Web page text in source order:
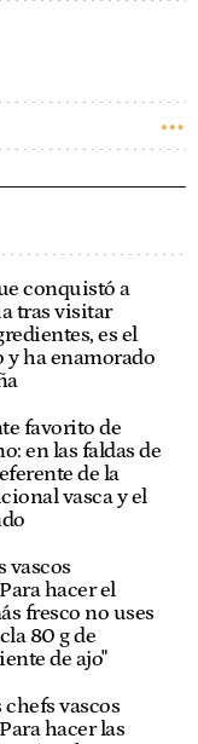
conquistó a
tras visitar
es el
y ha enamorado
favorito de
en las faldas de
de la
vasca y el
vascos
hacer el
fresco no uses
80 g de
de ajo"
vascos
hacer las